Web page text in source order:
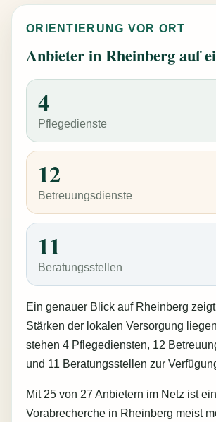
ORIENTIERUNG VOR ORT
Anbieter in Rheinberg auf
4
Pflegedienste
12
Betreuungsdienste
11
Beratungsstellen
Ein genauer Blick auf Rheinberg
Stärken der lokalen Versorgung
stehen 4 Pflegediensten, 12
und 11 Beratungsstellen zur
Mit 25 von 27 Anbietern im Netz ist
Vorabrecherche in Rheinberg meist